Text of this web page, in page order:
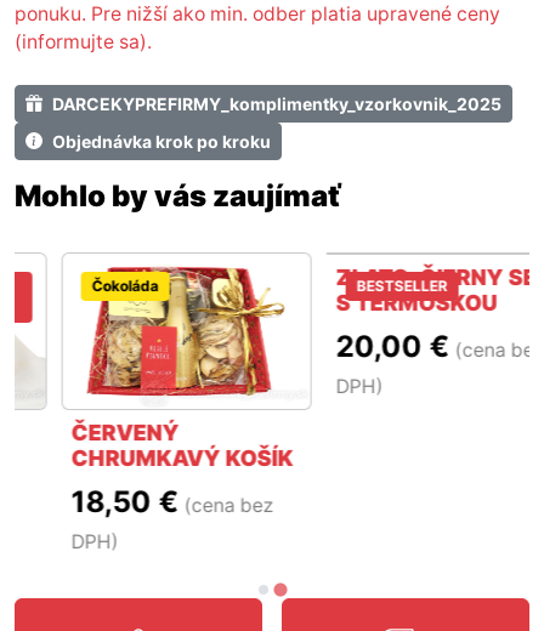
ponuku. Pre nižší ako min. odber platia upravené ceny
(informujte sa).
DARCEKYPREFIRMY_komplimentky_vzorkovnik_2025
Objednávka krok po kroku
Mohlo by vás zaujímať
ČERVENÝ
CHRUMKAVÝ KOŠÍK
18,50 € (cena bez
DPH)
Čokoláda BESTSELLER